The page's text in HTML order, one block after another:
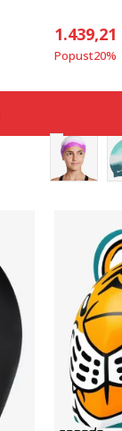
1.439,21
Popust20%